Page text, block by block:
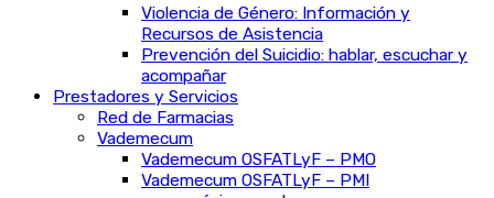
Violencia de Género: Información y
Recursos de Asistencia
Prevención del Suicidio: hablar, escuchar y
acompañar
Prestadores y Servicios
Red de Farmacias
Vademecum
Vademecum OSFATLyF – PMO
Vademecum OSFATLyF – PMI